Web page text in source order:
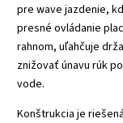
pre wave jazdenie,
presné ovládanie
rahnom, uľahčuje
znižovať únavu rúk
vode.
Konštrukcia je